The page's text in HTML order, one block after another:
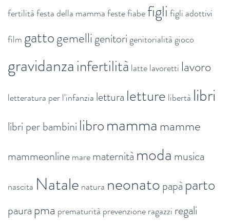
fertilitàfesta della mammafestefiabefigli figli adottivi
film gattogemelligenitorigenitorialitàgioco
gravidanzainfertilità lattelavoretti lavoro
letteratura per l'infanzia lettura letture libertà libri
libri per bambini libromamma mamme
mammeonlinemarematernità moda musica
nascita Natale natura neonatopapà parto
paura pma prematurità prevenzioneragazzi regali